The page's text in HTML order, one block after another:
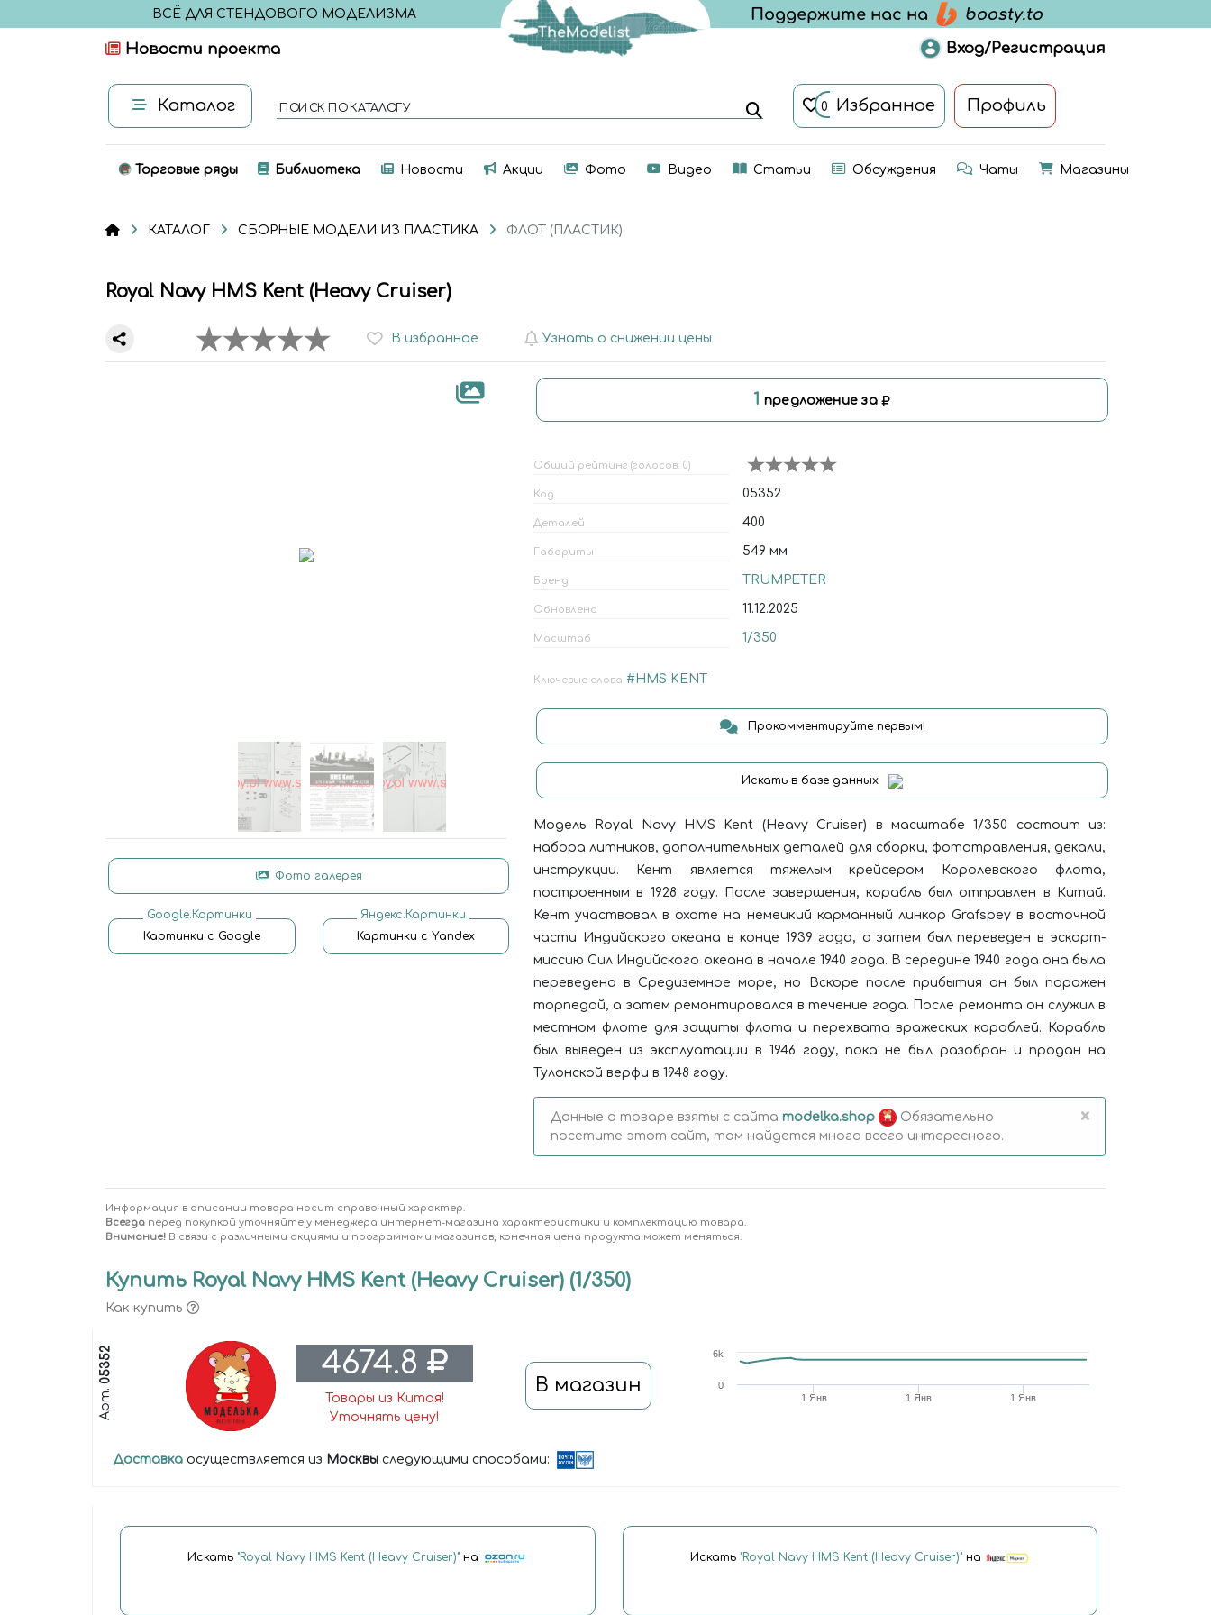
ВСЁ ДЛЯ СТЕНДОВОГО МОДЕЛИЗМА
Новости проекта Вход/Регистрация
Каталог ПОИСК ПО КАТАЛОГУ 0 Избранное Профиль
Торговые ряды Библиотека Новости Акции Фото Видео Статьи Обсуждения Чаты Магазины
КАТАЛОГ СБОРНЫЕ МОДЕЛИ ИЗ ПЛАСТИКА ФЛОТ (ПЛАСТИК)
Royal Navy HMS Kent (Heavy Cruiser)
В избранное Узнать о снижении цены
Фото галерея
Google.Картинки
Картинки с Google
Яндекс.Картинки
Картинки с Yandex
1 предложение за
Общий рейтинг (голосов: 0)
Код 05352
Деталей 400
Габариты 549 мм
Бренд TRUMPETER
Обновлено 11.12.2025
Масштаб 1/350
Ключевые слова #HMS KENT
Прокомментируйте первым!
Искать в базе данных
Модель Royal Navy HMS Kent (Heavy Cruiser) в масштабе 1/350 состоит из:
набора литников, дополнительных деталей для сборки, фототравления, декали,
инструкции. Кент является тяжелым крейсером Королевского флота,
построенным в 1928 году. После завершения, корабль был отправлен в Китай.
Кент участвовал в охоте на немецкий карманный линкор Grafspey в восточной
части Индийского океана в конце 1939 года, а затем был переведен в эскорт-
миссию Сил Индийского океана в начале 1940 года. В середине 1940 года она была
переведена в Средиземное море, но Вскоре после прибытия он был поражен
торпедой, а затем ремонтировался в течение года. После ремонта он служил в
местном флоте для защиты флота и перехвата вражеских кораблей. Корабль
был выведен из эксплуатации в 1946 году, пока не был разобран и продан на
Тулонской верфи в 1948 году.
Данные о товаре взяты с сайта modelka.shop
Обязательно
посетите этот сайт, там найдется много всего интересного.
×
Информация в описании товара носит справочный характер.
Всегда перед покупкой уточняйте у менеджера интернет-магазина характеристики и комплектацию товара.
Внимание! В связи с различными акциями и программами магазинов, конечная цена продукта может меняться.
Купить Royal Navy HMS Kent (Heavy Cruiser) (1/350)
Как купить
Арт.
05352 4674.8
Товары из Китая!
Уточнять цену!
В магазин
1 Янв 1 Янв 1 Янв
0
6k
Доставка осуществляется из Москвы следующими способами:
Искать "Royal Navy HMS Kent (Heavy Cruiser)" на Искать "Royal Navy HMS Kent (Heavy Cruiser)"на